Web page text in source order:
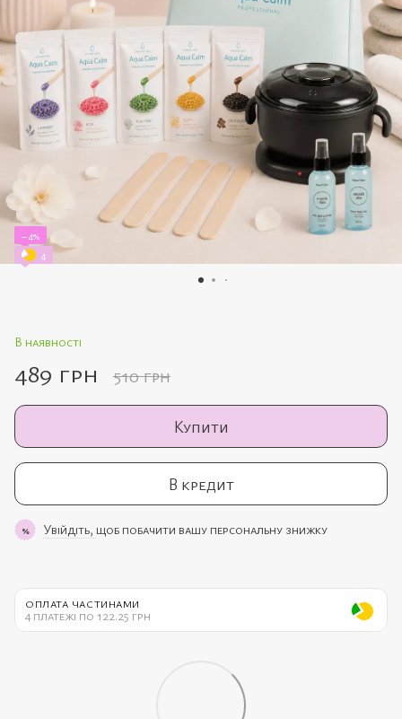
−4%
4
В наявності
489 грн 510 грн
Купити
В кредит
% Увійдіть, щоб побачити вашу персональну знижку
ОПЛАТА ЧАСТИНАМИ
4 платежі по 122.25 грн